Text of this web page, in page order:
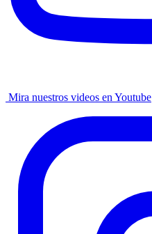
Mira nuestros videos en Youtube